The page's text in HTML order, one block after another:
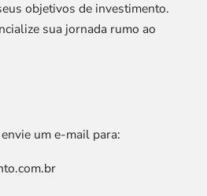
objetivos de investimento.
sua jornada rumo ao
um e-mail para: